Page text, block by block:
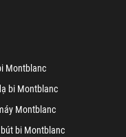
Montblanc
bi Montblanc
Montblanc
bút bi Montblanc